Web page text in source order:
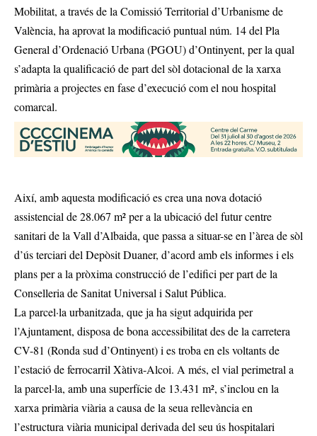
Mobilitat, a través de la Comissió Territorial d’Urbanisme de
València, ha aprovat la modificació puntual núm. 14 del Pla
General d’Ordenació Urbana (PGOU) d’Ontinyent, per la qual
s’adapta la qualificació de part del sòl dotacional de la xarxa
primària a projectes en fase d’execució com el nou hospital
comarcal.
Així, amb aquesta modificació es crea una nova dotació
assistencial de 28.067 m² per a la ubicació del futur centre
sanitari de la Vall d’Albaida, que passa a situar-se en l’àrea de sòl
d’ús terciari del Depòsit Duaner, d’acord amb els informes i els
plans per a la pròxima construcció de l’edifici per part de la
Conselleria de Sanitat Universal i Salut Pública.
La parcel·la urbanitzada, que ja ha sigut adquirida per
l’Ajuntament, disposa de bona accessibilitat des de la carretera
CV-81 (Ronda sud d’Ontinyent) i es troba en els voltants de
l’estació de ferrocarril Xàtiva-Alcoi. A més, el vial perimetral a
la parcel·la, amb una superfície de 13.431 m², s’inclou en la
xarxa primària viària a causa de la seua rellevància en
l’estructura viària municipal derivada del seu ús hospitalari